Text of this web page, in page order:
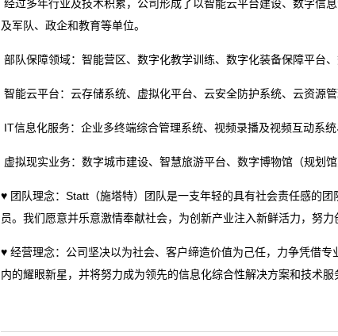
经过多年行业及技术积累，公司形成了以智能云平台建设、数字信
及军队、政企和教育等单位。
部队保障领域：智能营区、数字化教学训练、数字化装备保障平台
智能云平台：云存储系统、虚拟化平台、云安全防护系统、云资源
IT信息化服务：企业多终端综合管理系统、视频录播及视频互动系
虚拟现实业务：数字城市建设、智慧旅游平台、数字博物馆（规划
♥ 团队理念：Statt（施塔特）团队是一支年轻的具有社会责任感的
员。我们愿意并乐意激情奉献社会，为创新产业注入新鲜活力，努
♥ 经营理念：公司坚决以为社会、客户缔造价值为己任，力争凭借
内的耀眼新星，并将努力成为领先的信息化综合性解决方案和技术服